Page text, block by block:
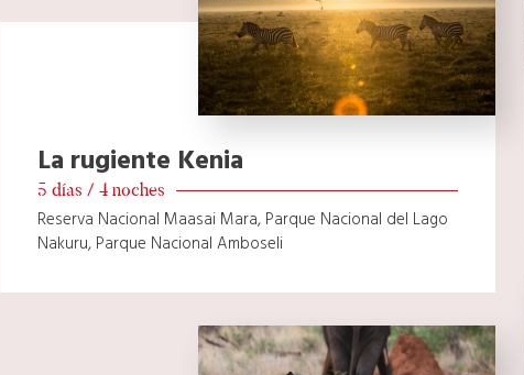
La rugiente Kenia
5 días / 4 noches
Reserva Nacional Maasai Mara, Parque Nacional del Lago
Nakuru, Parque Nacional Amboseli